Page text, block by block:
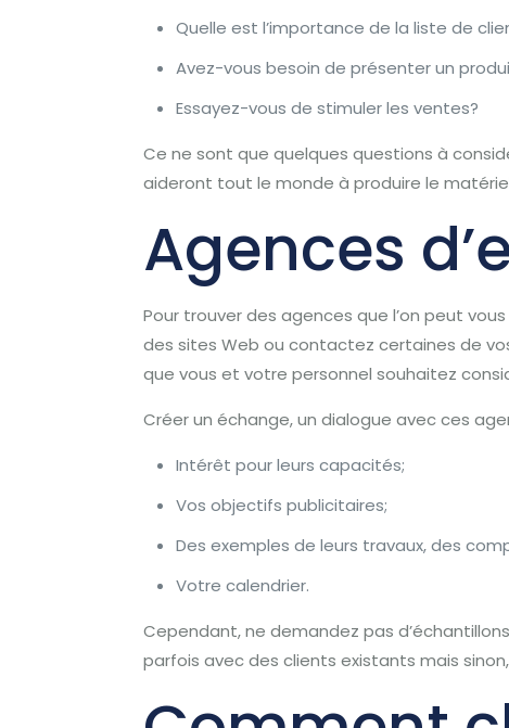
Quelle est l’importance de la liste de
Avez-vous besoin de présenter un
Essayez-vous de stimuler les ventes?
Ce ne sont que quelques questions à
aideront tout le monde à produire le
Agences
Pour trouver des agences que l’on peut
des sites Web ou contactez certaines de
que vous et votre personnel souhaitez
Créer un échange, un dialogue avec ces
Intérêt pour leurs capacités;
Vos objectifs publicitaires;
Des exemples de leurs travaux, des
Votre calendrier.
Cependant, ne demandez pas
parfois avec des clients existants mais